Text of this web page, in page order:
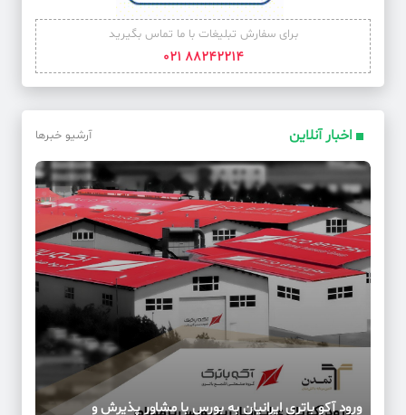
برای سفارش تبلیغات با ما تماس بگیرید
88242214 021
اخبار آنلاین آرشیو خبرها
ورود آکو باتری ایرانیان به بورس با مشاور پذیرش و